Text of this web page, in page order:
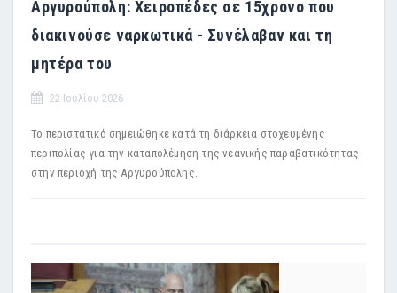
Αργυρούπολη: Χειροπέδες σε 15χρονο που
διακινούσε ναρκωτικά - Συνέλαβαν και τη
μητέρα του
22 Ιουλίου 2026
Το περιστατικό σημειώθηκε κατά τη διάρκεια στοχευμένης
περιπολίας για την καταπολέμηση της νεανικής παραβατικότητας
στην περιοχή της Αργυρούπολης.